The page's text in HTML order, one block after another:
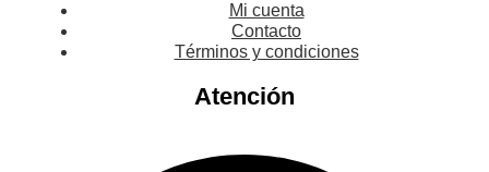
Mi cuenta
Contacto
Términos y condiciones
Atención